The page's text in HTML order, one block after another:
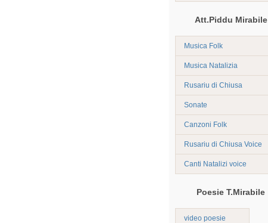
Att.Piddu Mirabile
Musica Folk
Musica Natalizia
Rusariu di Chiusa
Sonate
Canzoni Folk
Rusariu di Chiusa Voice
Canti Natalizi voice
Poesie T.Mirabile
video poesie